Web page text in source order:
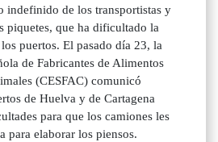
indefinido de los transportistas y
piquetes, que ha dificultado la
puertos. El pasado día 23, la
de Fabricantes de Alimentos
(CESFAC) comunicó
de Huelva y de Cartagena
para que los camiones les
para elaborar los piensos.